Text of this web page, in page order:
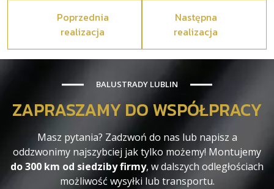
Poprzednia
realizacja
Następna
realizacja
BALUSTRADY LUBLIN
ZAPRASZAMY DO WSPÓŁPRACY
Masz pytania? Zadzwoń do nas lub napisz a
oddzwonimy najszybciej jak tylko możemy! Montujemy
do 300 km od siedziby firmy, w dalszych odległościach
możliwość wysyłki lub transportu.